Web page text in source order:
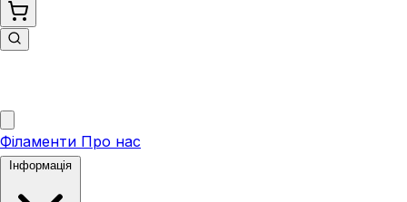
Філаменти Про нас